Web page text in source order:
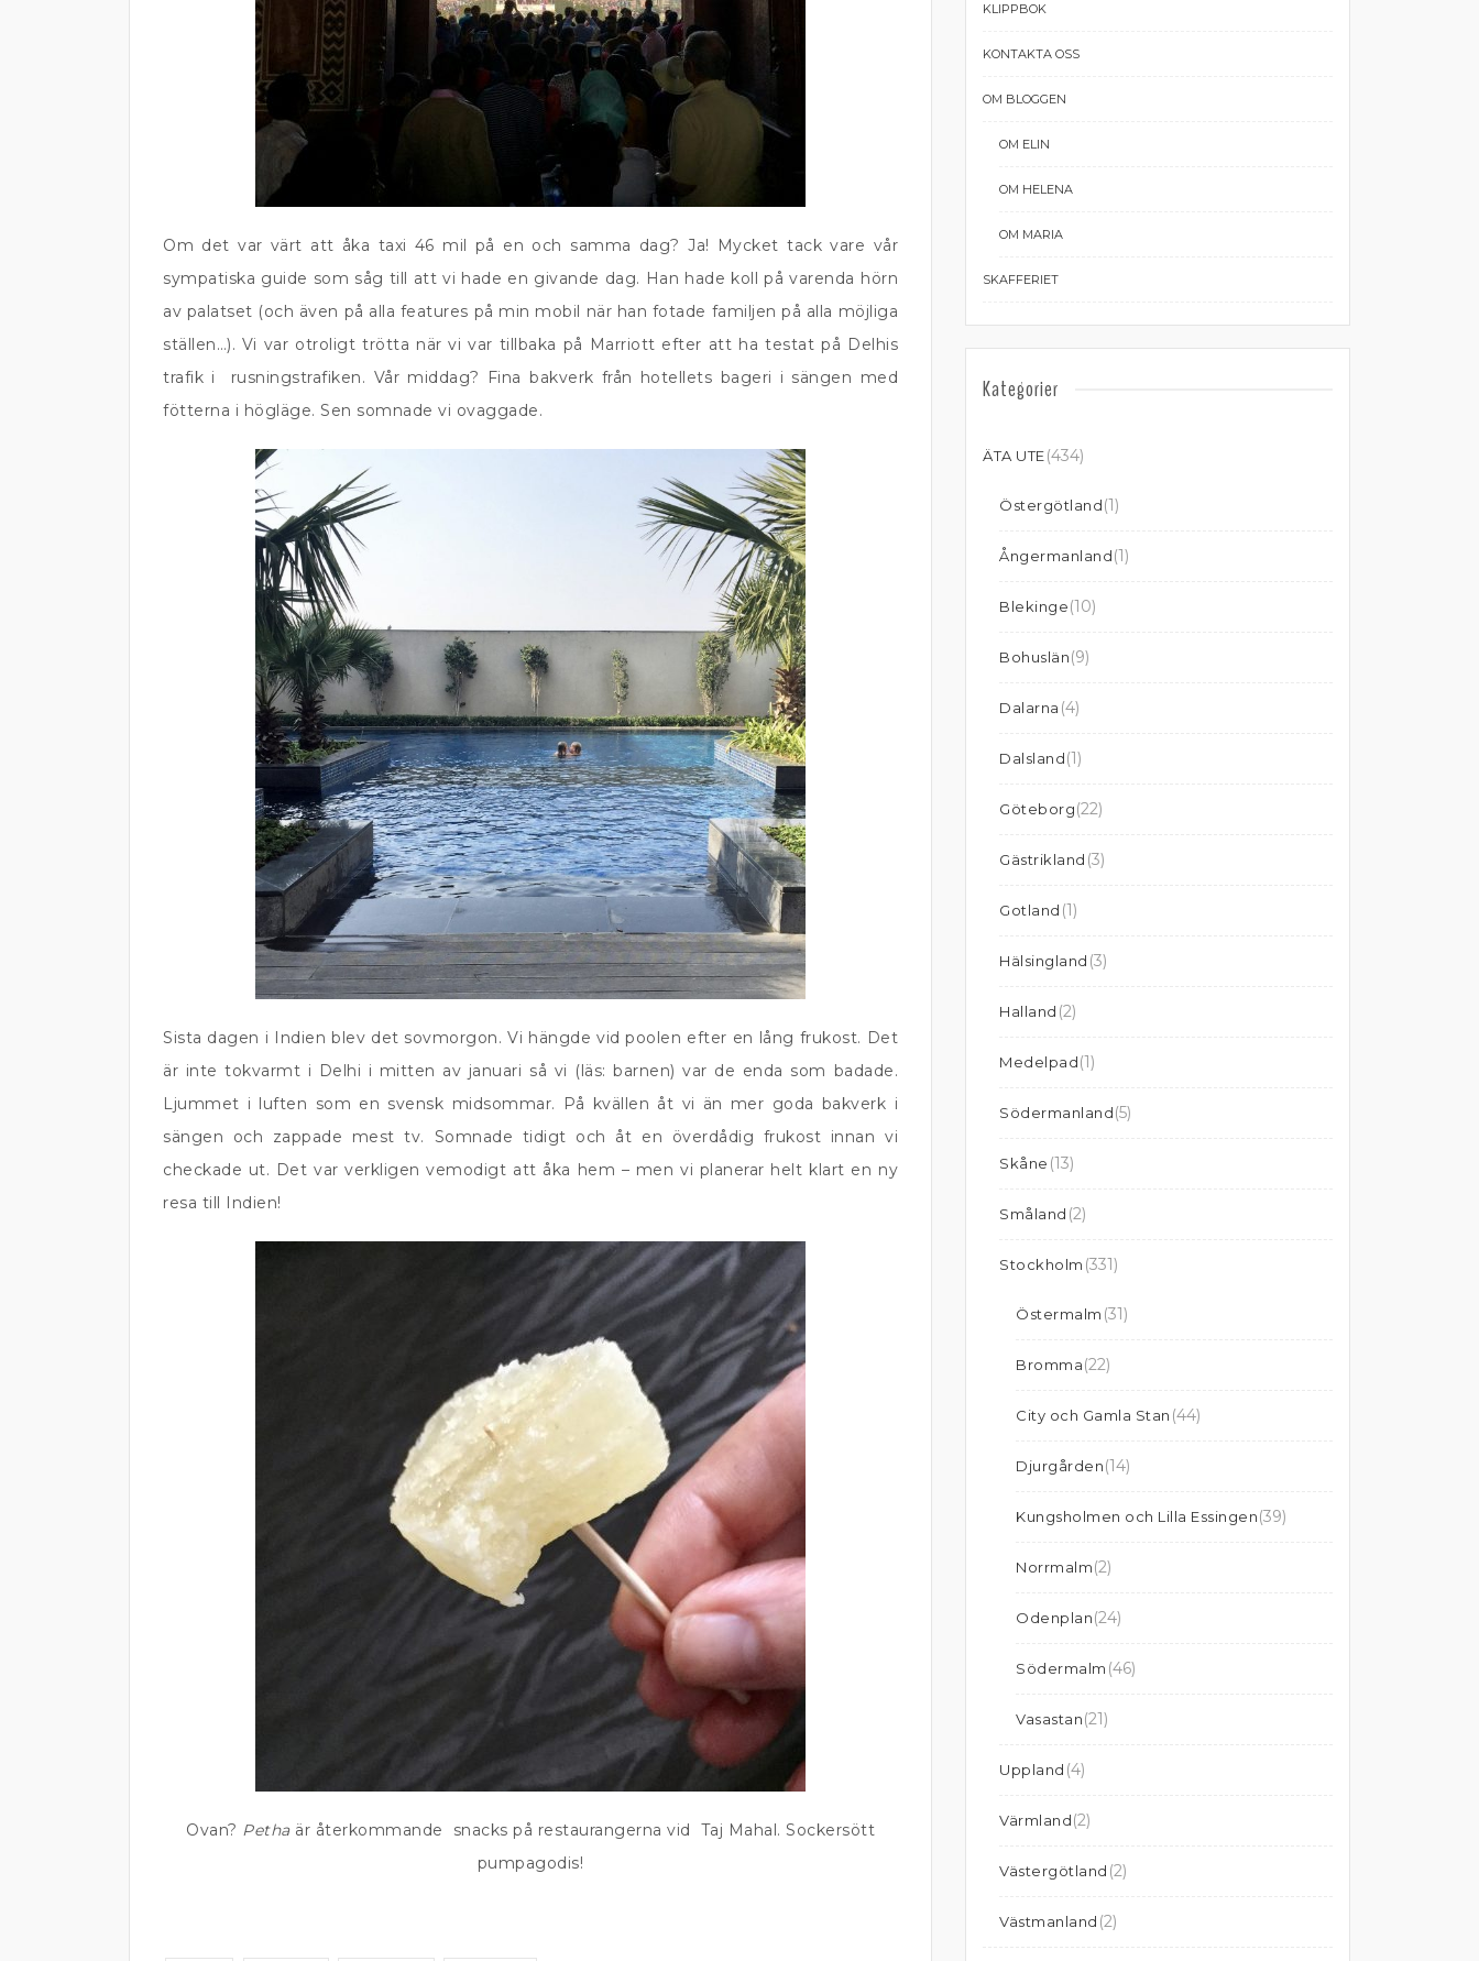
Om det var värt att åka taxi 46 mil på en och samma dag? Ja! Mycket tack vare vår
sympatiska guide som såg till att vi hade en givande dag. Han hade koll på varenda hörn
av palatset (och även på alla features på min mobil när han fotade familjen på alla möjliga
ställen…). Vi var otroligt trötta när vi var tillbaka på Marriott efter att ha testat på Delhis
trafik i rusningstrafiken. Vår middag? Fina bakverk från hotellets bageri i sängen med
fötterna i högläge. Sen somnade vi ovaggade.
Sista dagen i Indien blev det sovmorgon. Vi hängde vid poolen efter en lång frukost. Det
är inte tokvarmt i Delhi i mitten av januari så vi (läs: barnen) var de enda som badade.
Ljummet i luften som en svensk midsommar. På kvällen åt vi än mer goda bakverk i
sängen och zappade mest tv. Somnade tidigt och åt en överdådig frukost innan vi
checkade ut. Det var verkligen vemodigt att åka hem – men vi planerar helt klart en ny
resa till Indien!
Ovan? Pethaär återkommande snacks på restaurangerna vid Taj Mahal. Sockersött
pumpagodis!
KLIPPBOK
KONTAKTA OSS
OM BLOGGEN
OM ELIN
OM HELENA
OM MARIA
SKAFFERIET
Kategorier
ÄTA UTE(434)
Östergötland(1)
Ångermanland(1)
Blekinge(10)
Bohuslän(9)
Dalarna (4)
Dalsland(1)
Göteborg(22)
Gästrikland (3)
Gotland (1)
Hälsingland (3)
Halland (2)
Medelpad(1)
Södermanland(5)
Skåne (13)
Småland (2)
Stockholm (331)
Östermalm (31)
Bromma(22)
City och Gamla Stan (44)
Djurgården(14)
Kungsholmen och Lilla Essingen(39)
Norrmalm(2)
Odenplan(24)
Södermalm (46)
Vasastan(21)
Uppland (4)
Värmland(2)
Västergötland (2)
Västmanland (2)